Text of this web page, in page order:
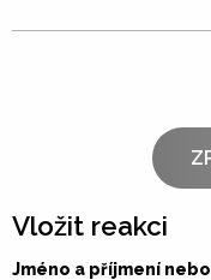
Vložit reakci
Jméno a příjmení